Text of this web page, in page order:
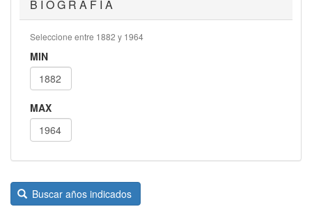
B I O G R A F Í A
Seleccione entre 1882 y 1964
MIN
MAX
Buscar años indicados